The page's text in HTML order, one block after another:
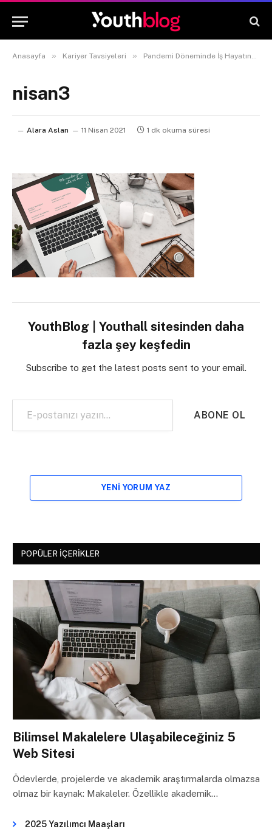
Anasayfa » Kariyer Tavsiyeleri » Pandemi Döneminde İş Hayatındaki Z Kuşağı Ne Durumda?
nisan3
Alara Aslan 11 Nisan 2021 1 dk okuma süresi
YouthBlog | Youthall sitesinden daha
fazla şey keşfedin
Subscribe to get the latest posts sent to your email.
E-postanızı yazın…
ABONE OL
YENI YORUM YAZ
POPÜLER İÇERIKLER
Bilimsel Makalelere Ulaşabileceğiniz 5
Web Sitesi
Ödevlerde, projelerde ve akademik araştırmalarda olmazsa
olmaz bir kaynak: Makaleler. Özellikle akademik…
2025 Yazılımcı Maaşları